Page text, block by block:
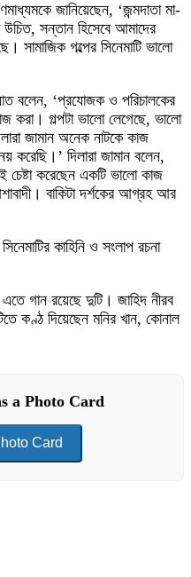
জানিয়েছেন, ‘জন্মদাতা মা-
সন্তান হিসেবে আমাদের
সামাজিক গল্পের সিনেমাটি ভালো
বলেন, ‘প্রযোজক ও পরিচালকের
করা। গল্পটা ভালো লেগেছে, ভালো
জামান অনেক নাটকে কাজ
করেছি।’ দিলারা জামান বলেন,
চেষ্টা করেছেন একটি ভালো কাজ
বাকিটা দর্শকের আগ্রহ আর
কাহিনি ও সংলাপ রচনা
গান রয়েছে দুটি। জাহিদ নীরব
কণ্ঠ দিয়েছেন মনির খান, কোনাল
a Photo Card
Card